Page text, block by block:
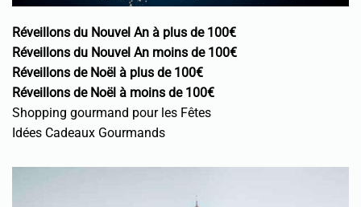
Réveillons du Nouvel An à plus de 100€
Réveillons du Nouvel An moins de 100€
Réveillons de Noël à plus de 100€
Réveillons de Noël à moins de 100€
Shopping gourmand pour les Fêtes
Idées Cadeaux Gourmands